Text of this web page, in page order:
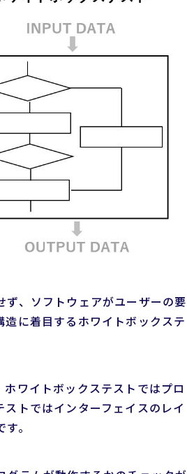
、ソフトウェアがユーザーの要
に着目するホワイトボックステ
ワイトボックステストではプロ
トではインターフェイスのレイ
。